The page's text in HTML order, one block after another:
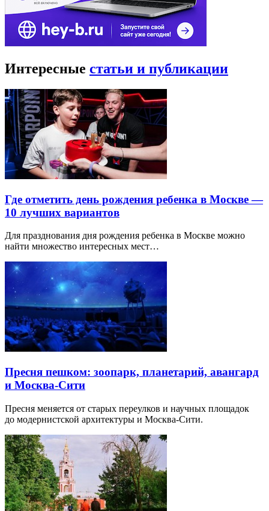
Интересные статьи и публикации
Где отметить день рождения ребенка в Москве —
10 лучших вариантов
Для празднования дня рождения ребенка в Москве можно
найти множество интересных мест…
Пресня пешком: зоопарк, планетарий, авангард
и Москва-Сити
Пресня меняется от старых переулков и научных площадок
до модернистской архитектуры и Москва-Сити.